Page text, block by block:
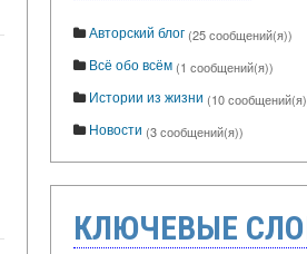
Авторский блог (25 сообщений(я))
Всё обо всём (1 сообщений(я))
Истории из жизни (10
Новости (3 сообщений(я))
КЛЮЧЕВЫЕ